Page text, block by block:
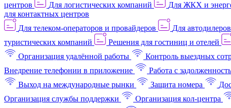
центров
Для логистических компаний Для ЖКХ и
для контактных центров
Для телеком-операторов и провайдеров
Для автодилеров
туристических компаний
Решения для гостиниц и отелей
Организация удалённой работы
Контроль выездных
Внедрение телефонии в приложение
Работа с
Выход на международные рынки
Защита номера
Организация службы поддержки
Организация кол-центра